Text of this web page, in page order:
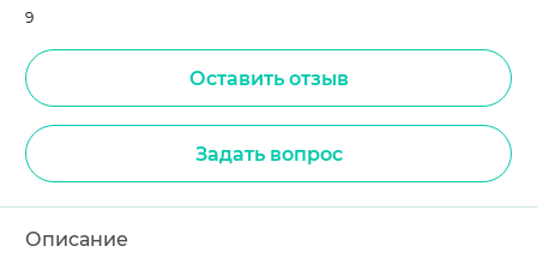
9
Оставить отзыв
Задать вопрос
Описание